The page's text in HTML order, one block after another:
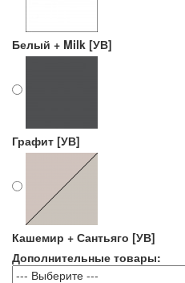
Белый + Milk [УВ]
Графит [УВ]
Кашемир + Сантьяго [УВ]
Дополнительные товары: